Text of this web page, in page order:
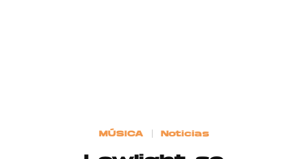
MÚSICA Noticias